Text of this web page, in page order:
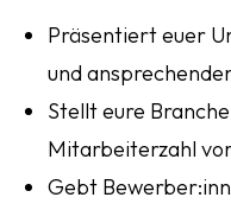
Präsentiert euer
und
Stellt eure
Mitarbeiterzahl
Gebt